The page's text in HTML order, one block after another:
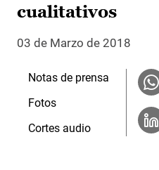
cualitativos
03 de Marzo de 2018
Notas de prensa
Fotos
Cortes audio